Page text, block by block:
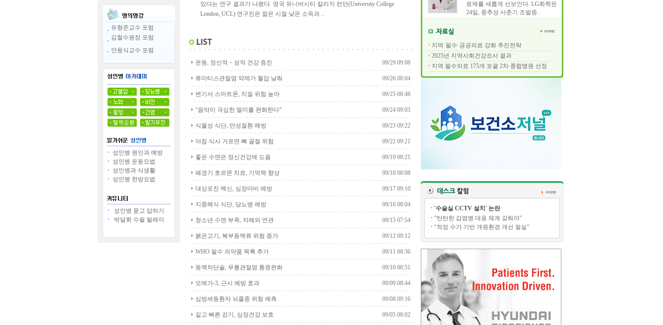
유형준교수 포럼
김철수원장 포럼
안웅식교수 포럼
성인병 원인과 예방
성인병 운동요법
성인병과 식생활
성인병 한방요법
성인병 묻고 답하기
박달회 수필 릴레이
있다는 연구 결과가 나왔다. 영국 유니버시티 칼리지 런던(University College
London, UCL) 연구진은 젊은 시절 낮은 소득과 ..
운동, 정신적・성적 건강 증진 09/29 09:08
류마티스관절염 약제가 혈압 낮춰 09/26 08:04
변기서 스마트폰, 치질 위험 높아 09/25 08:48
“음악이 극심한 멀미를 완화한다” 09/24 09:03
식물성 식단, 만성질환 예방 09/23 09:22
아침 식사 거르면 뼈 골절 위험 09/22 09:21
좋은 수면은 정신건강에 도움 09/19 08:21
폐경기 호르몬 치료, 기억력 향상 09/18 08:08
대상포진 백신, 심장마비 예방 09/17 09:10
지중해식 식단, 당뇨병 예방 09/16 08:04
청소년 수면 부족, 자해와 연관 09/15 07:54
붉은고기, 복부동맥류 위험 증가 09/12 09:12
WHO 필수 의약품 목록 추가 09/11 08:36
동맥차단술, 무릎관절염 통증완화 09/10 08:51
오메가-3, 근시 예방 효과 09/09 08:44
심방세동환자 뇌졸중 위험 예측 09/08 09:16
길고 빠른 걷기, 심장건강 보호 09/05 08:02
료제를 새롭게 선보인다. LG화학은
24일, 중추성 사춘기 조발증..
지역·필수·공공의료 강화 추진전략
2025년 지역사회건강조사 결과
지역 필수의료 175개 포괄 2차 종합병원 선정
'수술실 CCTV 설치' 논란
"탄탄한 감염병 대응 체계 갖춰야"
“적정 수가 기반 개원환경 개선 절실”